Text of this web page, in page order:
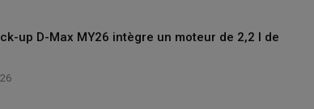
up D-Max MY26 intègre un moteur de 2,2 l de